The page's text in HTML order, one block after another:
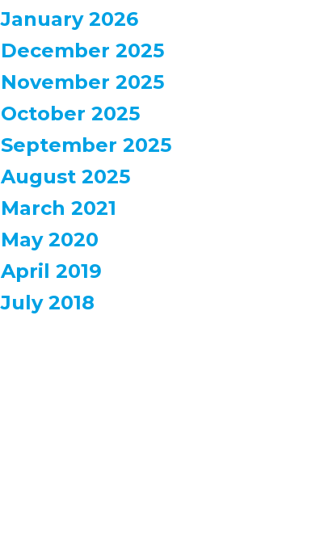
January 2026
December 2025
November 2025
October 2025
September 2025
August 2025
March 2021
May 2020
April 2019
July 2018